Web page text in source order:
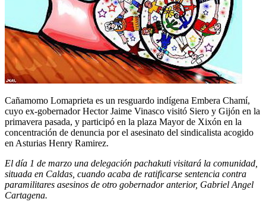
Cañamomo Lomaprieta es un resguardo indígena Embera Chamí,
cuyo ex-gobernador Hector Jaime Vinasco visitó Siero y Gijón en la
primavera pasada, y participó en la plaza Mayor de Xixón en la
concentración de denuncia por el asesinato del sindicalista acogido
en Asturias Henry Ramirez.
El día 1 de marzo una delegación pachakuti visitará la comunidad,
situada en Caldas, cuando acaba de ratificarse sentencia contra
paramilitares asesinos de otro gobernador anterior, Gabriel Angel
Cartagena.